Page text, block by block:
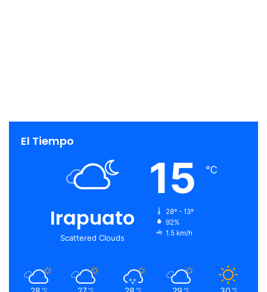
El Tiempo
Irapuato
Scattered Clouds
15 ℃
28º - 13º
92%
1.5 km/h
℃ ℃ ℃ ℃ ℃